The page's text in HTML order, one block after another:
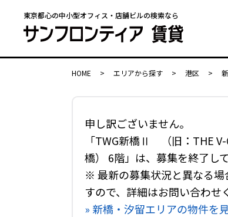
東京都心の中小型オフィス・店舗ビルの検索なら
HOME > エリアから探す > 港区 >
申し訳ございません。
「TWG新橋Ⅱ （旧：THE V-
橋） 6階」は、募集を終了して
※ 最新の募集状況と異なる場
すので、詳細はお問い合わせ
» 新橋・汐留エリアの物件を